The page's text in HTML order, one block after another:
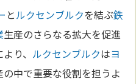
とルクセンブルクを結ぶ鉄
生産のさらなる拡大を促進
り、 ルクセンブルクはヨ
の中で重要な役割を担うよ